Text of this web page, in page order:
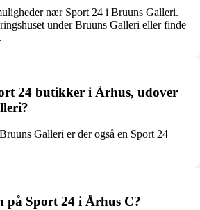
nær Sport 24 i Bruuns Galleri.
under Bruuns Galleri eller finde
24 butikker i Århus, udover
Galleri er der også en Sport 24
på Sport 24 i Århus C?